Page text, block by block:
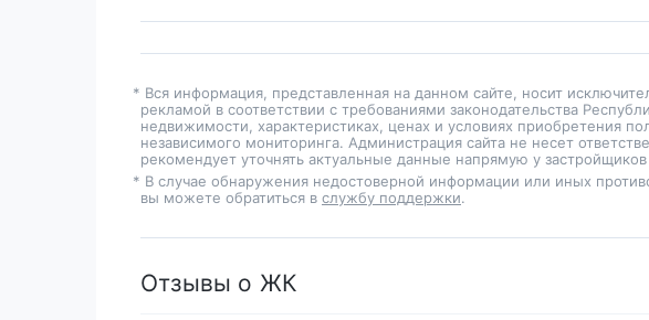
* Вся информация, представленная на данном сайте, носит
рекламой в соответствии с требованиями законодательства
недвижимости, характеристиках, ценах и условиях приобретения
независимого мониторинга. Администрация сайта не несет
рекомендует уточнять актуальные данные напрямую у
* В случае обнаружения недостоверной информации или иных
вы можете обратиться в службу поддержки.
Отзывы о ЖК